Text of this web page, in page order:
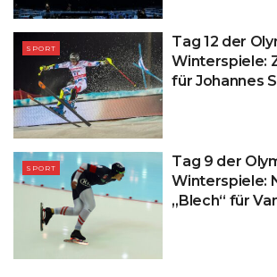
SPORT
Tag 12 der
Winterspiele:
für Johannes
SPORT
Tag 9 der
Winterspiele:
„Blech“ für